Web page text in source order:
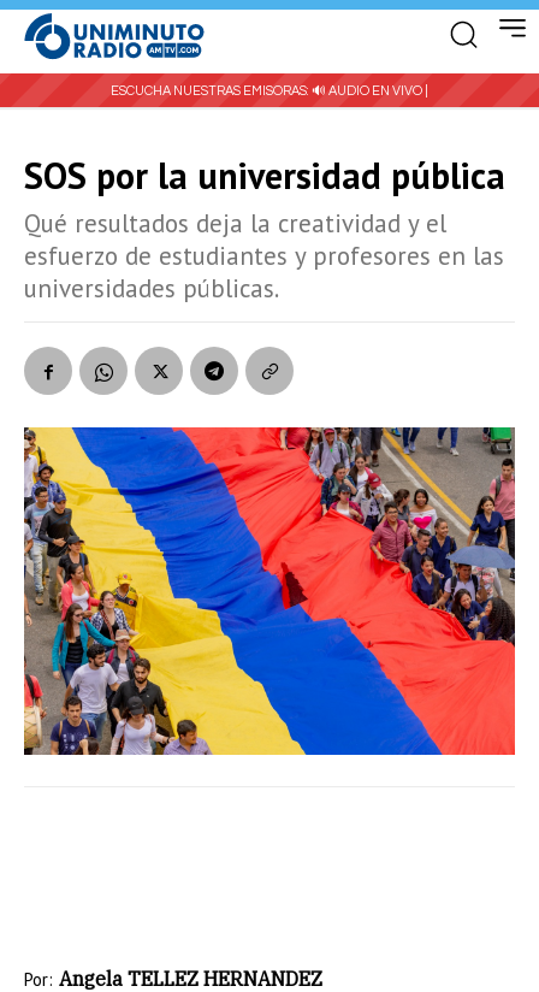
ESCUCHA NUESTRAS EMISORAS: 🔊 AUDIO EN VIVO |
SOS por la universidad pública
Qué resultados deja la creatividad y el
esfuerzo de estudiantes y profesores en las
universidades públicas.
Por: Angela TELLEZ HERNANDEZ